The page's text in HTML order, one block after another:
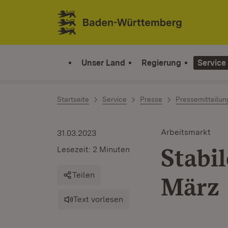
Zum Inhalt springen
Link zur Startseite
Unser Land Regierung Service
Startseite Service Presse
Arbeitsmarkt
März
31.03.2023
Lesezeit: 2 Minuten
Teilen
Text vorlesen